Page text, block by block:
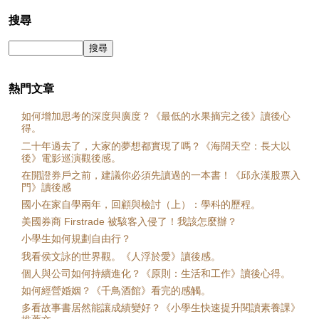
搜尋
熱門文章
如何增加思考的深度與廣度？《最低的水果摘完之後》讀後心
得。
二十年過去了，大家的夢想都實現了嗎？《海闊天空：長大以
後》電影巡演觀後感。
在開證券戶之前，建議你必須先讀過的一本書！《邱永漢股票入
門》讀後感
國小在家自學兩年，回顧與檢討（上）：學科的歷程。
美國券商 Firstrade 被駭客入侵了！我該怎麼辦？
小學生如何規劃自由行？
我看侯文詠的世界觀。《人浮於愛》讀後感。
個人與公司如何持續進化？《原則：生活和工作》讀後心得。
如何經營婚姻？《千鳥酒館》看完的感觸。
多看故事書居然能讓成績變好？《小學生快速提升閱讀素養課》